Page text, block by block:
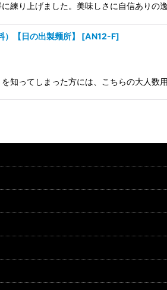
練り上げました。美味しさに自信ありの逸
【日の出製麺所】 [AN12-F]
知ってしまった方には、こちらの大人